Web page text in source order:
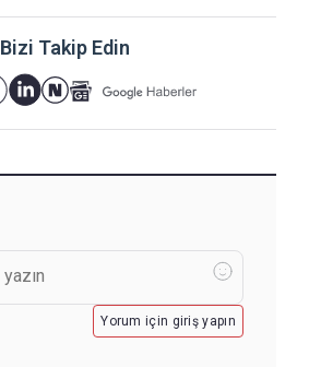
Bizi Takip Edin
Yorum için giriş yapın